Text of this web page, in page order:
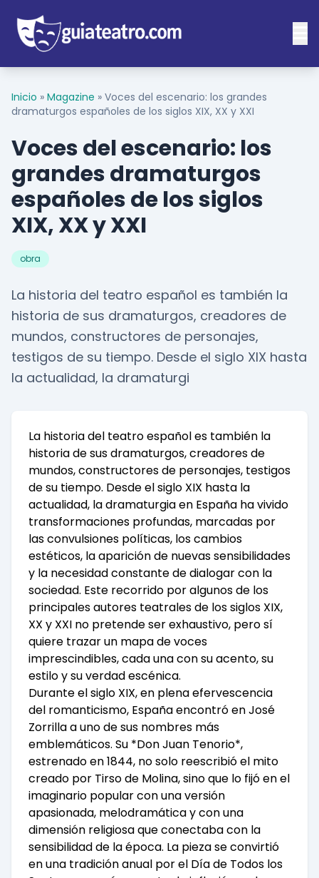
Inicio » Magazine » Voces del escenario: los grandes
dramaturgos españoles de los siglos XIX, XX y XXI
Voces del escenario: los
grandes dramaturgos
españoles de los siglos
XIX, XX y XXI
obra
La historia del teatro español es también la
historia de sus dramaturgos, creadores de
mundos, constructores de personajes,
testigos de su tiempo. Desde el siglo XIX hasta
la actualidad, la dramaturgi
La historia del teatro español es también la
historia de sus dramaturgos, creadores de
mundos, constructores de personajes, testigos
de su tiempo. Desde el siglo XIX hasta la
actualidad, la dramaturgia en España ha vivido
transformaciones profundas, marcadas por
las convulsiones políticas, los cambios
estéticos, la aparición de nuevas sensibilidades
y la necesidad constante de dialogar con la
sociedad. Este recorrido por algunos de los
principales autores teatrales de los siglos XIX,
XX y XXI no pretende ser exhaustivo, pero sí
quiere trazar un mapa de voces
imprescindibles, cada una con su acento, su
estilo y su verdad escénica.
Durante el siglo XIX, en plena efervescencia
del romanticismo, España encontró en José
Zorrilla a uno de sus nombres más
emblemáticos. Su *Don Juan Tenorio*,
estrenado en 1844, no solo reescribió el mito
creado por Tirso de Molina, sino que lo fijó en el
imaginario popular con una versión
apasionada, melodramática y con una
dimensión religiosa que conectaba con la
sensibilidad de la época. La pieza se convirtió
en una tradición anual por el Día de Todos los